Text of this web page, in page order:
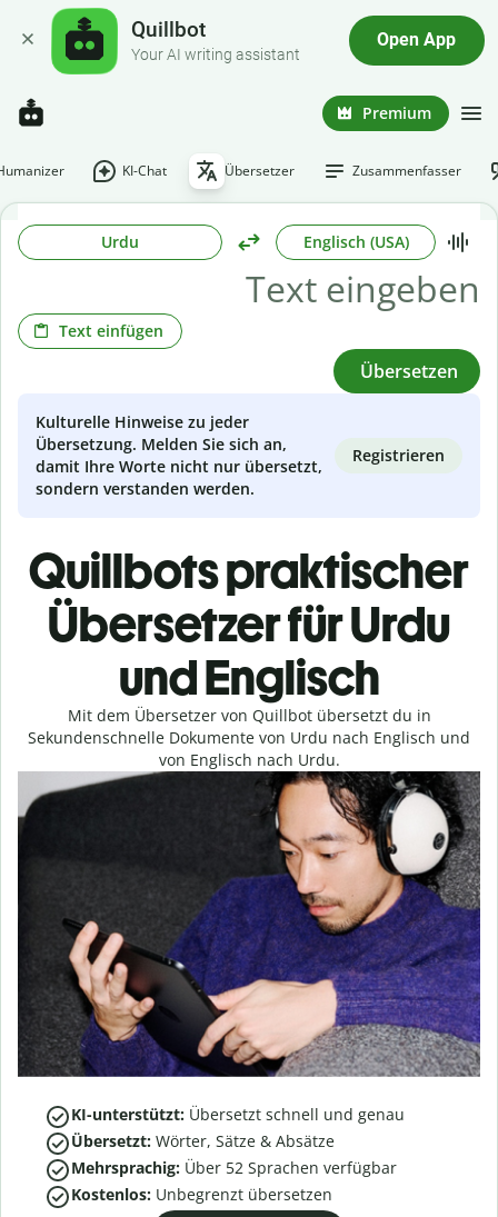
Quillbot
Your AI writing assistant
Open App
Premium
KI-Chat Übersetzer Zusammenfasser
Urdu Englisch (USA)
Text einfügen
Übersetzen
Kulturelle Hinweise zu jeder
Übersetzung. Melden Sie sich an,
damit Ihre Worte nicht nur übersetzt,
sondern verstanden werden.
Registrieren
Quillbots praktischer
Übersetzer für Urdu
und Englisch
Mit dem Übersetzer von Quillbot übersetzt du in
Sekundenschnelle Dokumente von Urdu nach Englisch und
von Englisch nach Urdu.
KI-unterstützt: Übersetzt schnell und genau
Übersetzt: Wörter, Sätze & Absätze
Mehrsprachig: Über 52 Sprachen verfügbar
Kostenlos: Unbegrenzt übersetzen